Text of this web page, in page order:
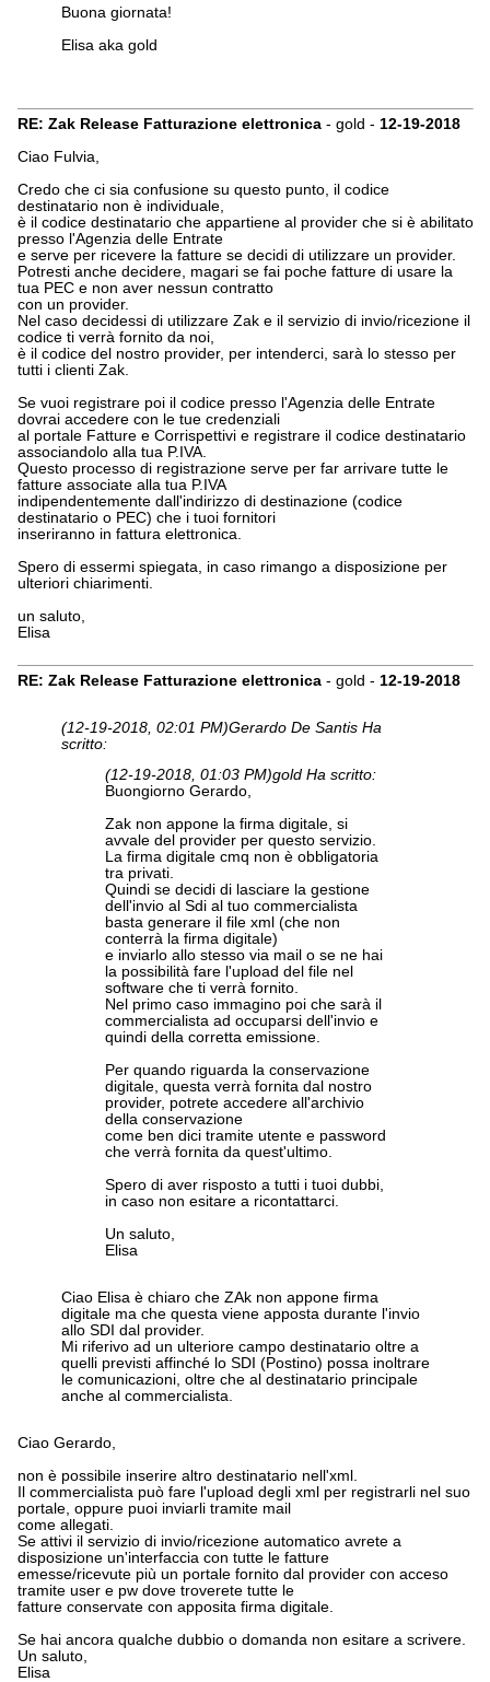
Buona giornata!
Elisa aka gold
RE: Zak Release Fatturazione elettronica- gold - 12-19-2018
Ciao Fulvia,
Credo che ci sia confusione su questo punto, il codice
destinatario non è individuale,
è il codice destinatario che appartiene al provider che si è abilitato
presso l'Agenzia delle Entrate
e serve per ricevere la fatture se decidi di utilizzare un provider.
Potresti anche decidere, magari se fai poche fatture di usare la
tua PEC e non aver nessun contratto
con un provider.
Nel caso decidessi di utilizzare Zak e il servizio di invio/ricezione il
codice ti verrà fornito da noi,
è il codice del nostro provider, per intenderci, sarà lo stesso per
tutti i clienti Zak.
Se vuoi registrare poi il codice presso l'Agenzia delle Entrate
dovrai accedere con le tue credenziali
al portale Fatture e Corrispettivi e registrare il codice destinatario
associandolo alla tua P.IVA.
Questo processo di registrazione serve per far arrivare tutte le
fatture associate alla tua P.IVA
indipendentemente dall'indirizzo di destinazione (codice
destinatario o PEC) che i tuoi fornitori
inseriranno in fattura elettronica.
Spero di essermi spiegata, in caso rimango a disposizione per
ulteriori chiarimenti.
un saluto,
Elisa
RE: Zak Release Fatturazione elettronica- gold - 12-19-2018
(12-19-2018, 02:01 PM)Gerardo De Santis Ha
scritto:
(12-19-2018, 01:03 PM)gold Ha scritto:
Buongiorno Gerardo,
Zak non appone la firma digitale, si
avvale del provider per questo servizio.
La firma digitale cmq non è obbligatoria
tra privati.
Quindi se decidi di lasciare la gestione
dell'invio al Sdi al tuo commercialista
basta generare il file xml (che non
conterrà la firma digitale)
e inviarlo allo stesso via mail o se ne hai
la possibilità fare l'upload del file nel
software che ti verrà fornito.
Nel primo caso immagino poi che sarà il
commercialista ad occuparsi dell'invio e
quindi della corretta emissione.
Per quando riguarda la conservazione
digitale, questa verrà fornita dal nostro
provider, potrete accedere all'archivio
della conservazione
come ben dici tramite utente e password
che verrà fornita da quest'ultimo.
Spero di aver risposto a tutti i tuoi dubbi,
in caso non esitare a ricontattarci.
Un saluto,
Elisa
Ciao Elisa è chiaro che ZAk non appone firma
digitale ma che questa viene apposta durante l'invio
allo SDI dal provider.
Mi riferivo ad un ulteriore campo destinatario oltre a
quelli previsti affinché lo SDI (Postino) possa inoltrare
le comunicazioni, oltre che al destinatario principale
anche al commercialista.
Ciao Gerardo,
non è possibile inserire altro destinatario nell'xml.
Il commercialista può fare l'upload degli xml per registrarli nel suo
portale, oppure puoi inviarli tramite mail
come allegati.
Se attivi il servizio di invio/ricezione automatico avrete a
disposizione un'interfaccia con tutte le fatture
emesse/ricevute più un portale fornito dal provider con acceso
tramite user e pw dove troverete tutte le
fatture conservate con apposita firma digitale.
Se hai ancora qualche dubbio o domanda non esitare a scrivere.
Un saluto,
Elisa